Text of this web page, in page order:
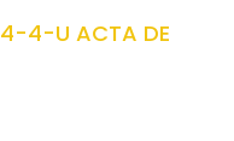
4-4-U ACTA DE